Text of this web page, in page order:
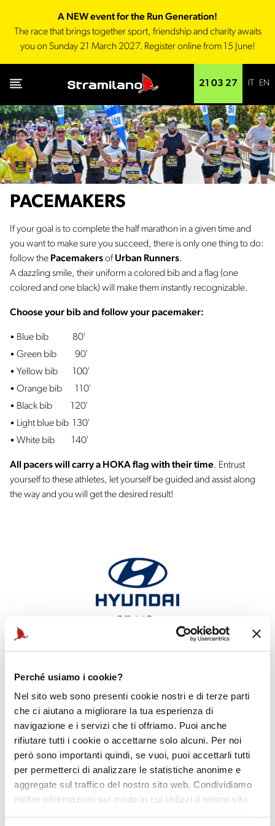
Perché usiamo i cookie?
Nel sito web sono presenti cookie nostri e di terze parti
che ci aiutano a migliorare la tua esperienza di
navigazione e i servizi che ti offriamo. Puoi anche
rifiutare tutti i cookie o accettarne solo alcuni. Per noi
però sono importanti quindi, se vuoi, puoi accettarli tutti
per permetterci di analizzare le statistiche anonime e
aggregate sul traffico del nostro sito web. Condividiamo
inoltre informazioni sul modo in cui utilizzi il nostro sito
A NEW event for the Run Generation!
The race that brings together sport, friendship and charity awaits
you on Sunday 21 March 2027. Register online from 15 June!
21 03 27 EN
PACEMAKERS
If your goal is to complete the half marathon in a given time and
you want to make sure you succeed, there is only one thing to do:
follow the Pacemakersof Urban Runners.
A dazzling smile, their uniform a colored bib and a flag (one
colored and one black) will make them instantly recognizable.
Choose your bib and follow your pacemaker:
Blue bib 80′
Green bib 90′
Yellow bib 100′
Orange bib 110′
Black bib 120′
Light blue bib 130′
White bib 140′
All pacers will carry a HOKA flag with their time. Entrust
yourself to these athletes, let yourself be guided and assist along
the way and you will get the desired result!
Official Car